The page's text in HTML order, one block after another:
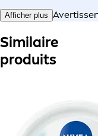
Afficher plus
Similaire
produits